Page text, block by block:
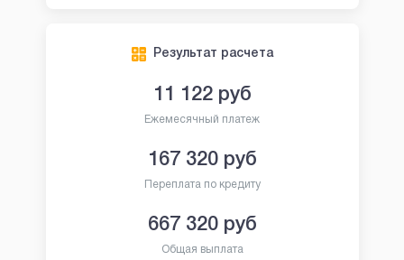
Результат расчета
11 122руб
Ежемесячный платеж
167 320руб
Переплата по кредиту
667 320руб
Общая выплата